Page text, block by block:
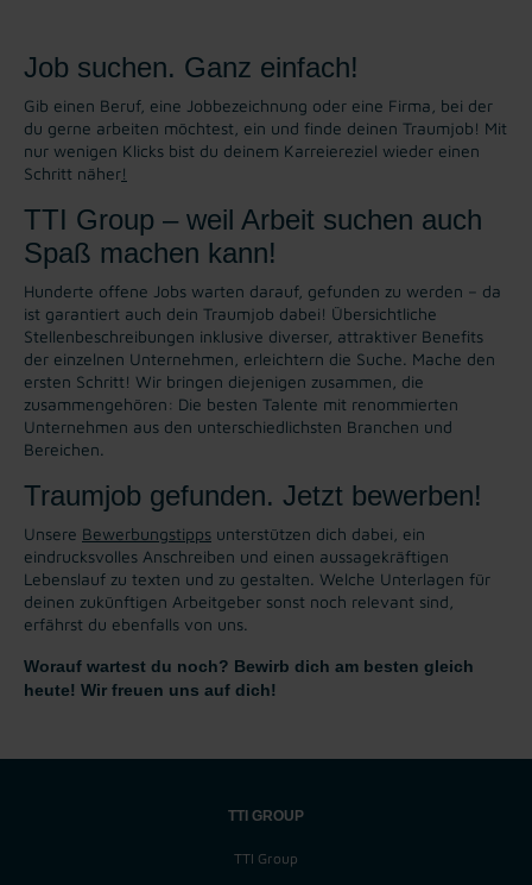
Job suchen. Ganz einfach!
Gib einen Beruf, eine Jobbezeichnung oder eine Firma, bei der
du gerne arbeiten möchtest, ein und finde deinen Traumjob! Mit
nur wenigen Klicks bist du deinem Karreiereziel wieder einen
Schritt näher!
TTI Group – weil Arbeit suchen auch
Spaß machen kann!
Hunderte offene Jobs warten darauf, gefunden zu werden – da
ist garantiert auch dein Traumjob dabei! Übersichtliche
Stellenbeschreibungen inklusive diverser, attraktiver Benefits
der einzelnen Unternehmen, erleichtern die Suche. Mache den
ersten Schritt! Wir bringen diejenigen zusammen, die
zusammengehören: Die besten Talente mit renommierten
Unternehmen aus den unterschiedlichsten Branchen und
Bereichen.
Traumjob gefunden. Jetzt bewerben!
Unsere Bewerbungstipps unterstützen dich dabei, ein
eindrucksvolles Anschreiben und einen aussagekräftigen
Lebenslauf zu texten und zu gestalten. Welche Unterlagen für
deinen zukünftigen Arbeitgeber sonst noch relevant sind,
erfährst du ebenfalls von uns.
Worauf wartest du noch? Bewirb dich am besten gleich
heute! Wir freuen uns auf dich!
TTI GROUP
TTI Group